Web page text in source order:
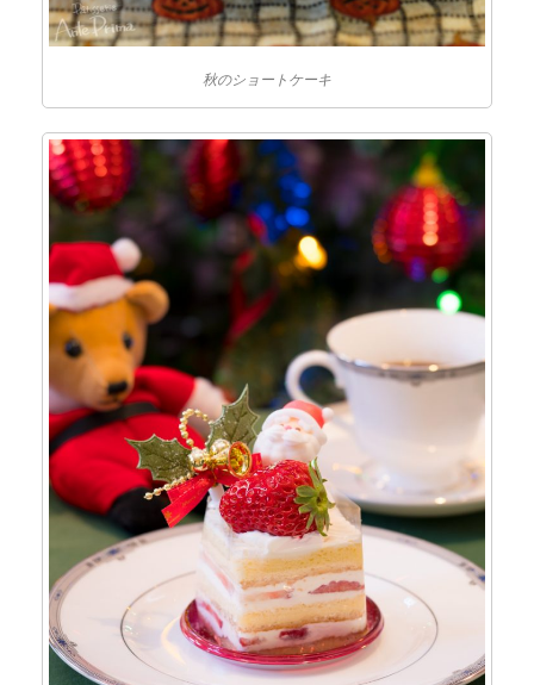
秋のショートケーキ